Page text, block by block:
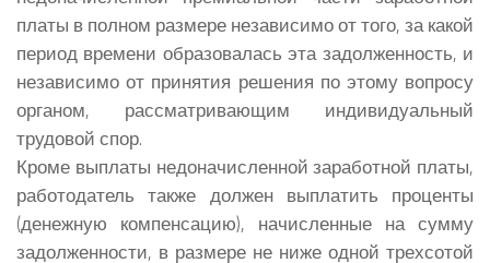
платы в полном размере независимо от того, за какой
период времени образовалась эта задолженность, и
независимо от принятия решения по этому вопросу
органом, рассматривающим индивидуальный
трудовой спор.
Кроме выплаты недоначисленной заработной платы,
работодатель также должен выплатить проценты
(денежную компенсацию), начисленные на сумму
задолженности, в размере не ниже одной трехсотой